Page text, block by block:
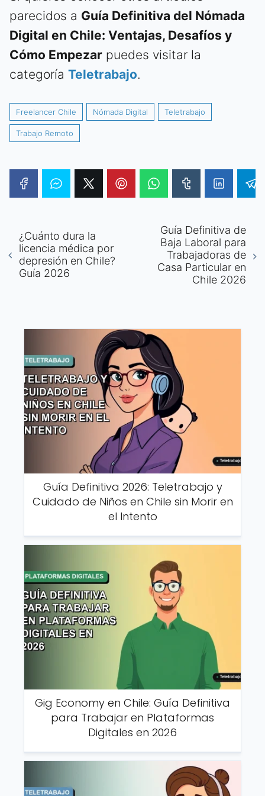
parecidos a Guía Definitiva del Nómada
Digital en Chile: Ventajas, Desafíos y
Cómo Empezar puedes visitar la
categoría Teletrabajo.
Freelancer Chile Nómada Digital Teletrabajo
Trabajo Remoto
¿Cuánto dura la
licencia médica por
depresión en Chile?
Guía 2026
Guía Definitiva de
Baja Laboral para
Trabajadoras de
Casa Particular en
Chile 2026
Guía Definitiva 2026: Teletrabajo y
Cuidado de Niños en Chile sin Morir en
el Intento
Gig Economy en Chile: Guía Definitiva
para Trabajar en Plataformas
Digitales en 2026